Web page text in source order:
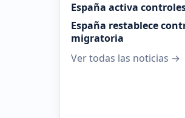
España activa
España restablece
migratoria
Ver todas las noticias →